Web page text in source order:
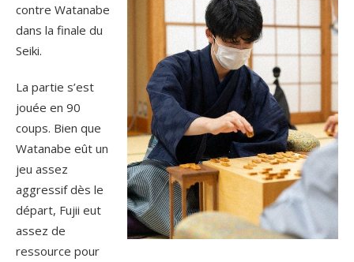
contre Watanabe
dans la finale du
Seiki.
La partie s’est
jouée en 90
coups. Bien que
Watanabe eût un
jeu assez
aggressif dès le
départ, Fujii eut
assez de
ressource pour